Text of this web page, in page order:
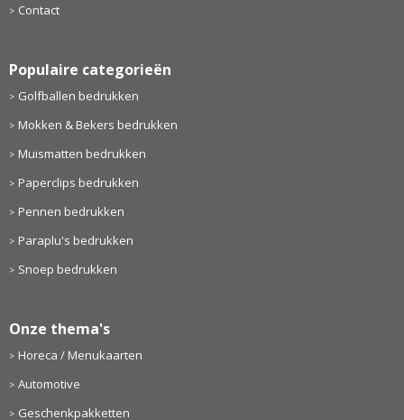
Contact
Populaire categorieën
Golfballen bedrukken
Mokken & Bekers bedrukken
Muismatten bedrukken
Paperclips bedrukken
Pennen bedrukken
Paraplu's bedrukken
Snoep bedrukken
Onze thema's
Horeca / Menukaarten
Automotive
Geschenkpakketten